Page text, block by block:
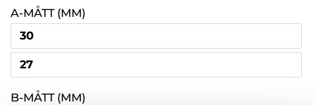
A-MÅTT (MM)
30
27
B-MÅTT (MM)